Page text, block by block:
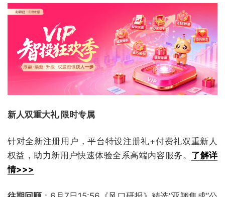
新人双重大礼 限时专属
针对全新注册用户，平台特设注册礼+付费礼双重新人
权益，助力新用户快速体验全系高端内容服务。 了解详
情>>>